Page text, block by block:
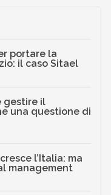
portare la
il caso Sitael
gestire il
una questione di
l’Italia: ma
management